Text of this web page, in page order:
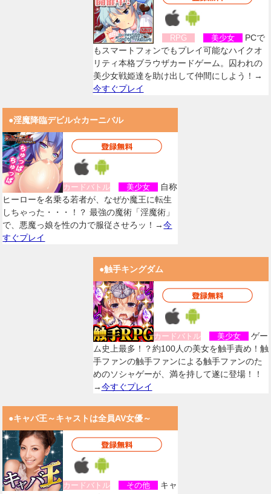
RPG 美少女
PCで
もスマートフォンでもプレイ可能なハイクオ
リティ本格ブラウザカードゲーム。囚われの
美少女戦姫達を助け出して仲間にしよう！→
今すぐプレイ
●淫魔降臨デビル☆カーニバル
カードバトル 美少女
自称
ヒーローを名乗る若者が、なぜか魔王に転生
しちゃった・・・！？ 最強の魔術「淫魔術」
で、悪魔っ娘を性の力で服従させろッ！→今
すぐプレイ
●触手キングダム
カードバトル 美少女
ゲー
ム史上最多！？約100人の美女を触手責め！触
手ファンの触手ファンによる触手ファンのた
めのソシャゲーが、満を持して遂に登場！！
→今すぐプレイ
●キャバ王～キャストは全員AV女優～
カードバトル その他
キャ